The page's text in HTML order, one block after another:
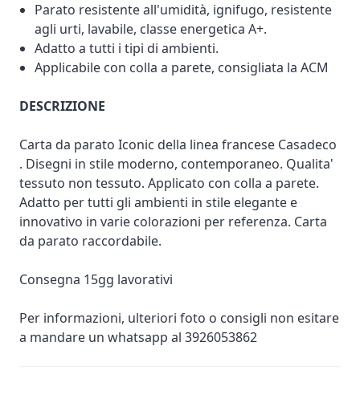
Parato resistente all'umidità, ignifugo, resistente
agli urti, lavabile, classe energetica A+.
Adatto a tutti i tipi di ambienti.
Applicabile con colla a parete, consigliata la ACM
DESCRIZIONE
Carta da parato Iconic della linea francese Casadeco
. Disegni in stile moderno, contemporaneo. Qualita'
tessuto non tessuto. Applicato con colla a parete.
Adatto per tutti gli ambienti in stile elegante e
innovativo in varie colorazioni per referenza. Carta
da parato raccordabile.
Consegna 15gg lavorativi
Per informazioni, ulteriori foto o consigli non esitare
a mandare un whatsapp al 3926053862